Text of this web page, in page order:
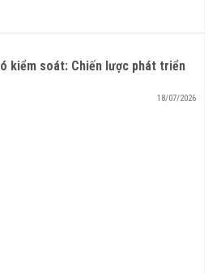
kiểm soát: Chiến lược phát triển
18/07/2026